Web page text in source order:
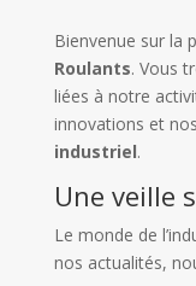
Bienvenue sur la
Roulants. Vous
liées à notre
innovations et
industriel.
Une veille
Le monde de
nos actualités,